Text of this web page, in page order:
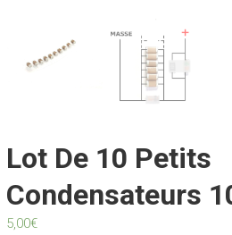
Lot De 10 Petits
Condensateurs
5,00€